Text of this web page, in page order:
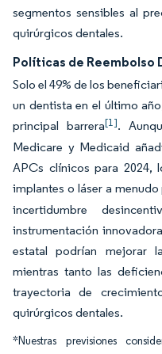
segmentos sensibles al
quirúrgicos dentales.
Políticas de Reembolso
Solo el 49% de los
un dentista en el último
principal barrera[1].
Medicare y Medicaid
APCs clínicos para 2024,
implantes o láser a
incertidumbre
instrumentación
estatal podrían mejorar
mientras tanto las
trayectoria de
quirúrgicos dentales.
*Nuestras previsiones